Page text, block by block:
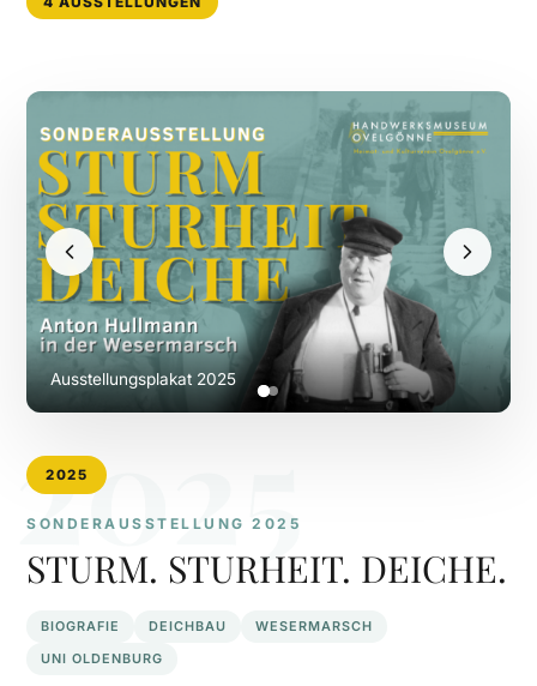
2025
2025
SONDERAUSSTELLUNG 2025
STURM. STURHEIT. DEICHE.
BIOGRAFIE DEICHBAU
WESERMARSCH
UNI OLDENBURG
Ausstellungsplakat 2025